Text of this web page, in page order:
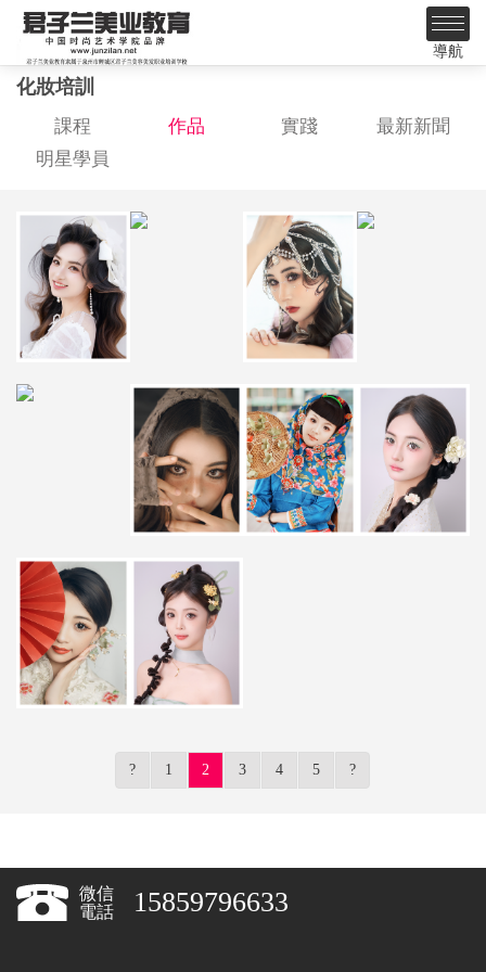
導航
化妝培訓
課程 作品 實踐
最新新聞
明星學員
? 1 2 3 4 5 ?
微信
電話
15859796633